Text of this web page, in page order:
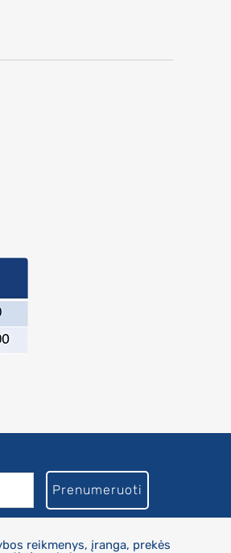
Prenumeruoti
reikmenys, įranga, prekės